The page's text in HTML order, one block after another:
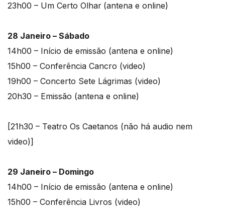
23h00 – Um Certo Olhar (antena e online)
28 Janeiro – Sábado
14h00 – Início de emissão (antena e online)
15h00 – Conferência Cancro (video)
19h00 – Concerto Sete Lágrimas (video)
20h30 – Emissão (antena e online)
[21h30 – Teatro Os Caetanos (não há audio nem
video)]
29 Janeiro – Domingo
14h00 – Início de emissão (antena e online)
15h00 – Conferência Livros (video)